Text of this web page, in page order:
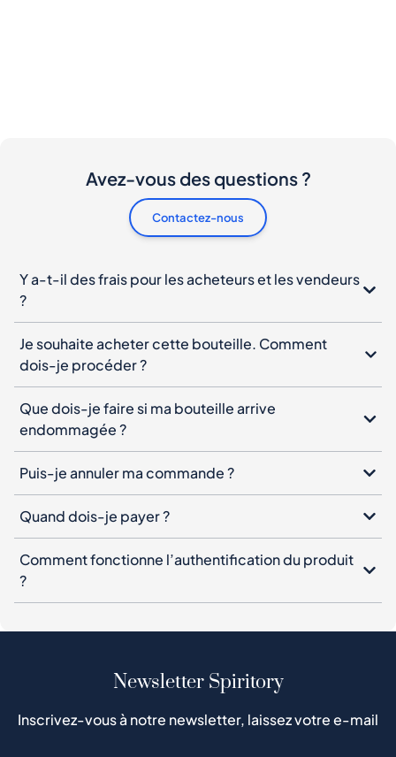
Avez-vous des questions ?
Contactez-nous
Y a-t-il des frais pour les acheteurs et les vendeurs
?
Je souhaite acheter cette bouteille. Comment
dois-je procéder ?
Que dois-je faire si ma bouteille arrive
endommagée ?
Puis-je annuler ma commande ?
Quand dois-je payer ?
Comment fonctionne l’authentification du produit
?
Newsletter Spiritory
Inscrivez-vous à notre newsletter, laissez votre e-mail